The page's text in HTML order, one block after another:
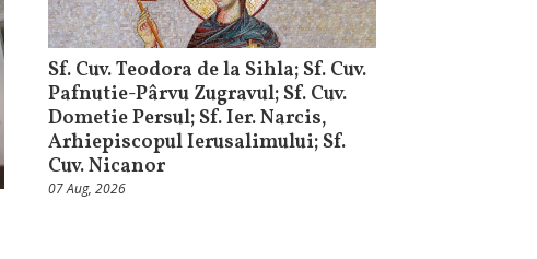
Sf. Cuv. Teodora de la Sihla; Sf. Cuv.
Pafnutie-Pârvu Zugravul; Sf. Cuv.
Dometie Persul; Sf. Ier. Narcis,
Arhiepiscopul Ierusalimului; Sf.
Cuv. Nicanor
07 Aug, 2026